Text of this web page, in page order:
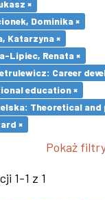
×
Dominika ×
Katarzyna ×
Lipiec, Renata ×
Career
education ×
Theoretical
×
Pokaż
1-1 z 1